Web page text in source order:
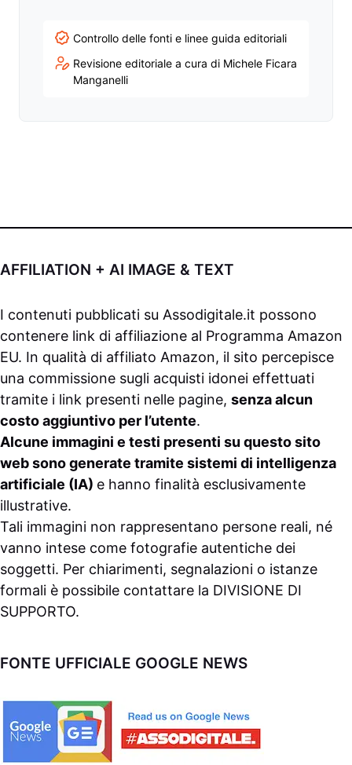
Controllo delle fonti e linee guida editoriali
Revisione editoriale a cura di Michele Ficara
Manganelli
AFFILIATION + AI IMAGE & TEXT
I contenuti pubblicati su Assodigitale.it possono
contenere link di affiliazione al Programma Amazon
EU. In qualità di affiliato Amazon, il sito percepisce
una commissione sugli acquisti idonei effettuati
tramite i link presenti nelle pagine, senza alcun
costo aggiuntivo per l’utente.
Alcune immagini e testi presenti su questo sito
web sono generate tramite sistemi di intelligenza
artificiale (IA) e hanno finalità esclusivamente
illustrative.
Tali immagini non rappresentano persone reali, né
vanno intese come fotografie autentiche dei
soggetti. Per chiarimenti, segnalazioni o istanze
formali è possibile contattare la DIVISIONE DI
SUPPORTO.
FONTE UFFICIALE GOOGLE NEWS